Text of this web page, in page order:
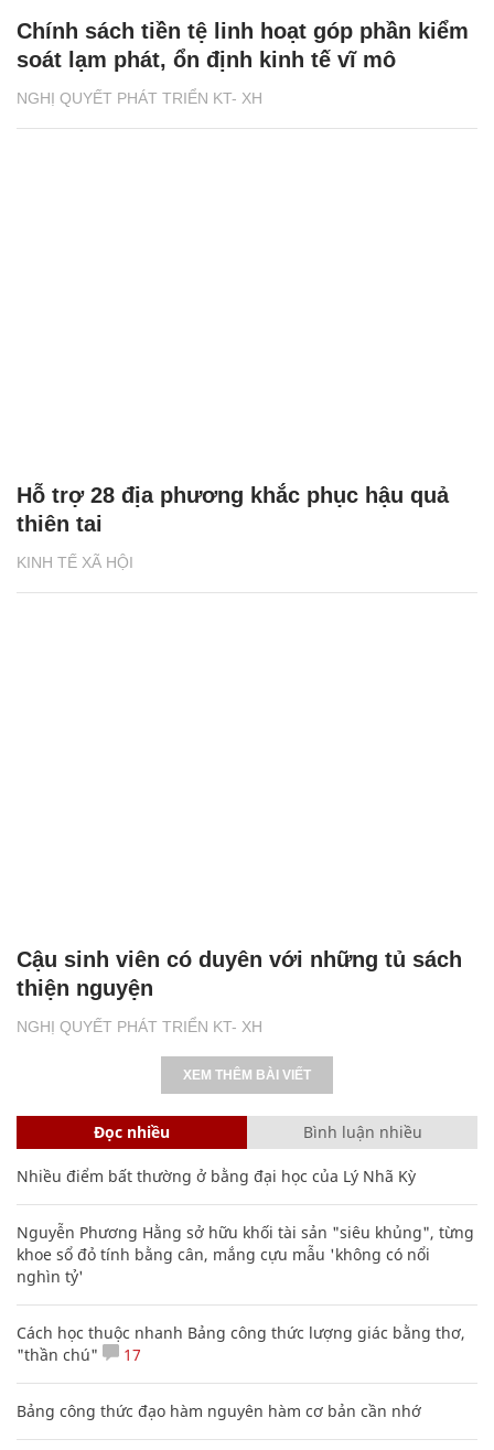
NGHỊ QUYẾT PHÁT TRIỂN KT- XH
Chính sách tiền tệ linh hoạt góp phần kiểm
soát lạm phát, ổn định kinh tế vĩ mô
KINH TẾ XÃ HỘI
Hỗ trợ 28 địa phương khắc phục hậu quả
thiên tai
NGHỊ QUYẾT PHÁT TRIỂN KT- XH
Cậu sinh viên có duyên với những tủ sách
thiện nguyện
XEM THÊM BÀI VIẾT
Đọc nhiều Bình luận nhiều
Nhiều điểm bất thường ở bằng đại học của Lý Nhã Kỳ
Nguyễn Phương Hằng sở hữu khối tài sản "siêu khủng", từng
khoe sổ đỏ tính bằng cân, mắng cựu mẫu 'không có nổi
nghìn tỷ'
Cách học thuộc nhanh Bảng công thức lượng giác bằng thơ,
"thần chú"
17
Bảng công thức đạo hàm nguyên hàm cơ bản cần nhớ